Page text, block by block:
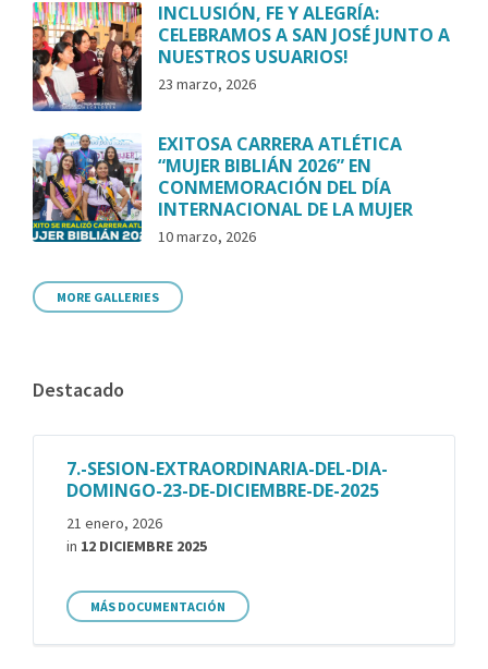
INCLUSIÓN, FE Y ALEGRÍA:
CELEBRAMOS A SAN JOSÉ JUNTO A
NUESTROS USUARIOS!
23 marzo, 2026
EXITOSA CARRERA ATLÉTICA
“MUJER BIBLIÁN 2026” EN
CONMEMORACIÓN DEL DÍA
INTERNACIONAL DE LA MUJER
10 marzo, 2026
MORE GALLERIES
Destacado
7.-SESION-EXTRAORDINARIA-DEL-DIA-
DOMINGO-23-DE-DICIEMBRE-DE-2025
21 enero, 2026
in 12 DICIEMBRE 2025
MÁS DOCUMENTACIÓN